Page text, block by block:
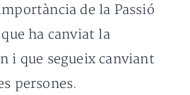
de la Passió
ha canviat la
i que segueix canviant
persones.